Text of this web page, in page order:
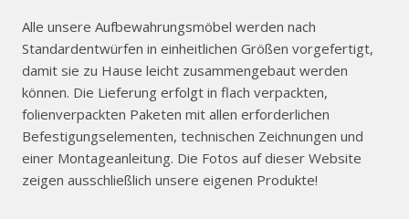
Alle unsere Aufbewahrungsmöbel werden nach
Standardentwürfen in einheitlichen Größen vorgefertigt,
damit sie zu Hause leicht zusammengebaut werden
können. Die Lieferung erfolgt in flach verpackten,
folienverpackten Paketen mit allen erforderlichen
Befestigungselementen, technischen Zeichnungen und
einer Montageanleitung. Die Fotos auf dieser Website
zeigen ausschließlich unsere eigenen Produkte!